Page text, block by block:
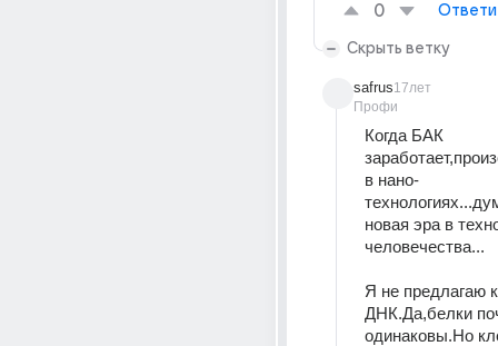
0
Скрыть ветку
safrus
Профи
17лет
Когда БАК
в нано-
новая эра в
человечества...
Я не предлагаю
ДНК.Да,белки
одинаковы.Но